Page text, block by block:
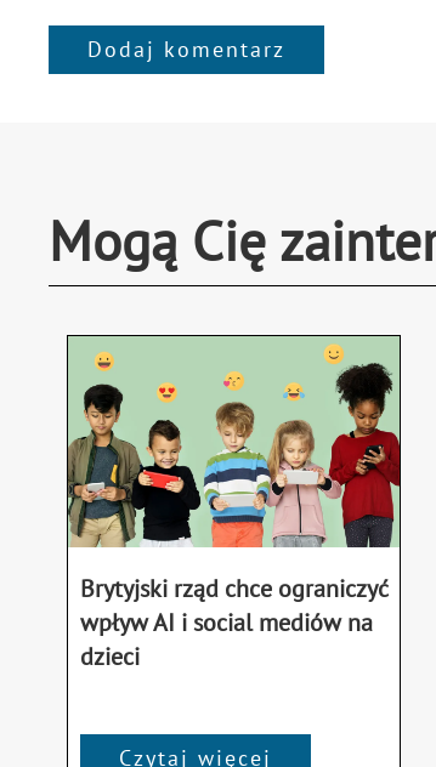
Dodaj komentarz
Mogą Cię
Brytyjski rząd chce ograniczyć
wpływ AI i social mediów na
dzieci
Czytaj więcej